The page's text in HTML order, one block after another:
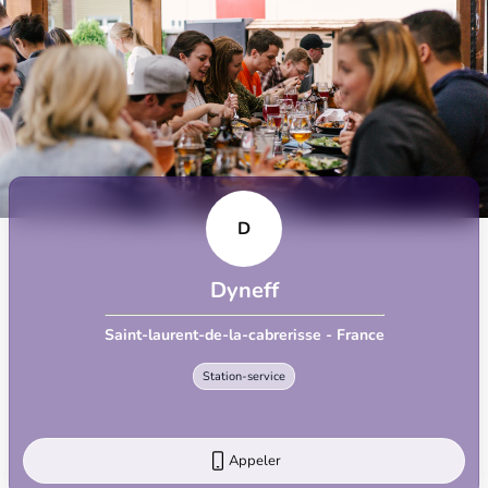
D
Dyneff
Saint-laurent-de-la-cabrerisse - France
Station-service
Appeler